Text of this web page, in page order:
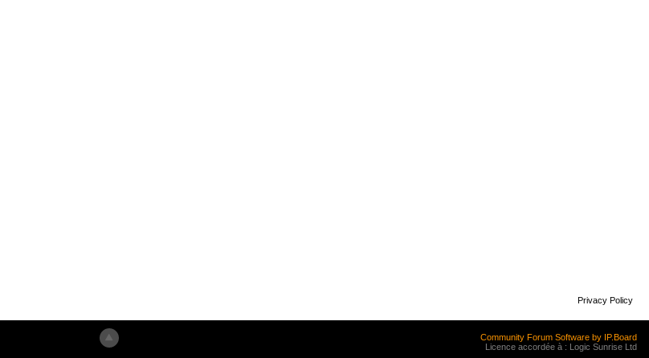
Privacy Policy
Community Forum Software by IP.Board
Licence accordée à : Logic Sunrise Ltd